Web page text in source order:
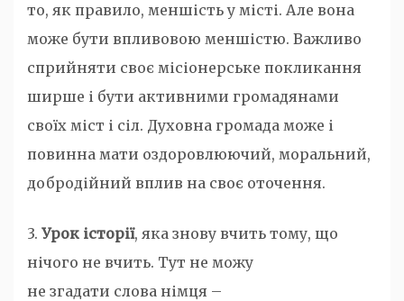
то, як правило, меншість у місті. Але вона
може бути впливовою меншістю. Важливо
сприйняти своє місіонерське покликання
ширше і бути активними громадянами
своїх міст і сіл. Духовна громада може і
повинна мати оздоровлюючий, моральний,
добродійний вплив на своє оточення.
3. Урок історії, яка знову вчить тому, що
нічого не вчить. Тут не можу
не згадати слова німця –